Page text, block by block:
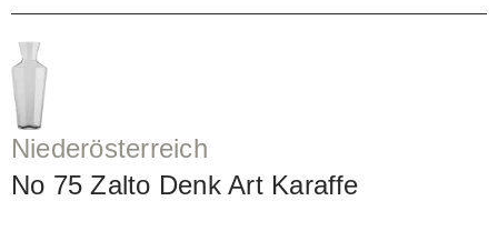
Niederösterreich
No 75 Zalto Denk Art Karaffe